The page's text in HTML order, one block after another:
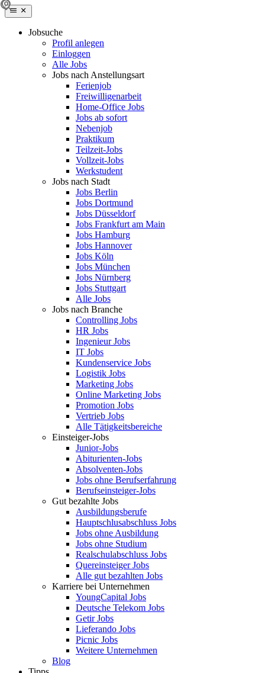
Jobsuche
Profil anlegen
Einloggen
Alle Jobs
Jobs nach Anstellungsart
Ferienjob
Freiwilligenarbeit
Home-Office Jobs
Jobs ab sofort
Nebenjob
Praktikum
Teilzeit-Jobs
Vollzeit-Jobs
Werkstudent
Jobs nach Stadt
Jobs Berlin
Jobs Dortmund
Jobs Düsseldorf
Jobs Frankfurt am Main
Jobs Hamburg
Jobs Hannover
Jobs Köln
Jobs München
Jobs Nürnberg
Jobs Stuttgart
Alle Jobs
Jobs nach Branche
Controlling Jobs
HR Jobs
Ingenieur Jobs
IT Jobs
Kundenservice Jobs
Logistik Jobs
Marketing Jobs
Online Marketing Jobs
Promotion Jobs
Vertrieb Jobs
Alle Tätigkeitsbereiche
Einsteiger-Jobs
Junior-Jobs
Abiturienten-Jobs
Absolventen-Jobs
Jobs ohne Berufserfahrung
Berufseinsteiger-Jobs
Gut bezahlte Jobs
Ausbildungsberufe
Hauptschlusabschluss Jobs
Jobs ohne Ausbildung
Jobs ohne Studium
Realschulabschluss Jobs
Quereinsteiger Jobs
Alle gut bezahlten Jobs
Karriere bei Unternehmen
YoungCapital Jobs
Deutsche Telekom Jobs
Getir Jobs
Lieferando Jobs
Picnic Jobs
Weitere Unternehmen
Blog